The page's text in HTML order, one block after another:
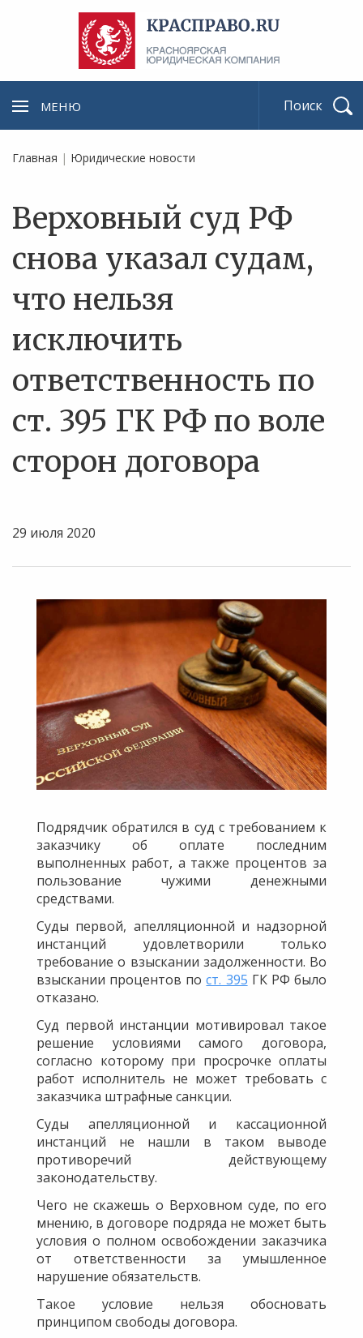
МЕНЮ
Главная | Юридические новости
Верховный суд РФ
снова указал судам,
что нельзя
исключить
ответственность по
ст. 395 ГК РФ по воле
сторон договора
29 июля 2020
Подрядчик обратился в суд с требованием к
заказчику об оплате последним
выполненных работ, а также процентов за
пользование чужими денежными
средствами.
Суды первой, апелляционной и надзорной
инстанций удовлетворили только
требование о взыскании задолженности. Во
взыскании процентов пост. 395 ГК РФ было
отказано.
Суд первой инстанции мотивировал такое
решение условиями самого договора,
согласно которому при просрочке оплаты
работ исполнитель не может требовать с
заказчика штрафные санкции.
Суды апелляционной и кассационной
инстанций не нашли в таком выводе
противоречий действующему
законодательству.
Чего не скажешь о Верховном суде, по его
мнению, в договоре подряда не может быть
условия о полном освобождении заказчика
от ответственности за умышленное
нарушение обязательств.
Такое условие нельзя обосновать
принципом свободы договора.